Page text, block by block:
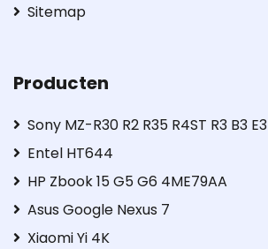
Sitemap
Producten
Sony MZ-R30 R2 R35 R4ST R3 B3 E3
Entel HT644
HP Zbook 15 G5 G6 4ME79AA
Asus Google Nexus 7
Xiaomi Yi 4K